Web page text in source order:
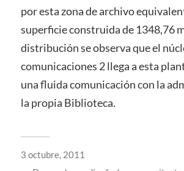
por esta zona de archivo
superficie construida de 1348,76
distribución se observa que el
comunicaciones 2 llega a esta
una fluida comunicación con la
la propia Biblioteca.
3 octubre, 2011